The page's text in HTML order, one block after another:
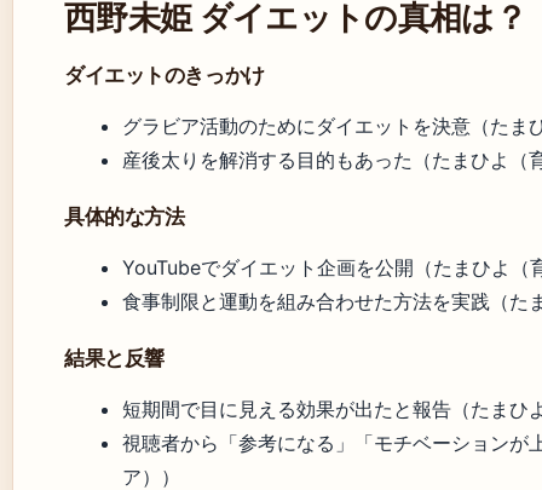
西野未姫 ダイエットの真相は？
ダイエットのきっかけ
グラビア活動のためにダイエットを決意（たま
産後太りを解消する目的もあった（たまひよ（
具体的な方法
YouTubeでダイエット企画を公開（たまひよ（
食事制限と運動を組み合わせた方法を実践（た
結果と反響
短期間で目に見える効果が出たと報告（たまひ
視聴者から「参考になる」「モチベーション
ア））